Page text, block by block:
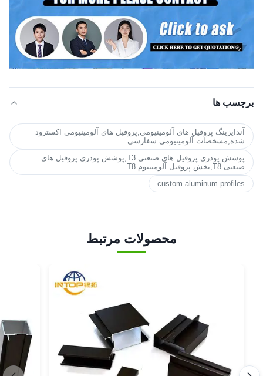
برچسب ها
آندایزینگ پروفیل های آلومینیومی,پروفیل های آلومینیومی اکسترود
شده,مشخصات آلومینیومی سفارشی
پوشش پودری پروفیل های صنعتی T3,پوشش پودری پروفیل های
صنعتی T8,بخش پروفیل آلومینیوم T8
custom aluminum profiles
محصولات مرتبط